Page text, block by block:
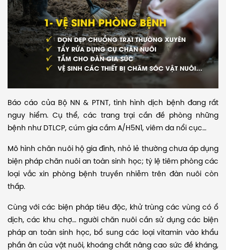
Báo cáo của Bộ NN & PTNT, tình hình dịch bệnh đang rất
nguy hiểm. Cụ thể, các trang trại cần đề phòng những
bệnh như DTLCP, cúm gia cầm A/H5N1, viêm da nổi cục…
Mô hình chăn nuôi hộ gia đình, nhỏ lẻ thường chưa áp dụng
biện pháp chăn nuôi an toàn sinh học; tỷ lệ tiêm phòng các
loại vắc xin phòng bệnh truyền nhiễm trên đàn nuôi còn
thấp.
Cùng với các biện pháp tiêu độc, khử trùng các vùng có ổ
dịch, các khu chợ… người chăn nuôi cần sử dụng các biện
pháp an toàn sinh học, bổ sung các loại vitamin vào khẩu
phần ăn của vật nuôi, khoáng chất nâng cao sức đề kháng,